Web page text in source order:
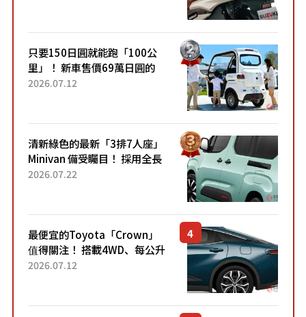
只要150日圓就能跑「100公
里」！ 新車售價69萬日圓的
「3人座」Trike大受歡迎！ 順
2026.07.12
清新綠色的最新「3排7人座」
Minivan 備受矚目！ 採用全長
4.7公尺剛剛好的車身尺寸與
2026.07.22
最便宜的Toyota「Crown」
值得關注！ 搭載4WD、每公升
22.4公里低油耗表現超亮眼！
2026.07.12